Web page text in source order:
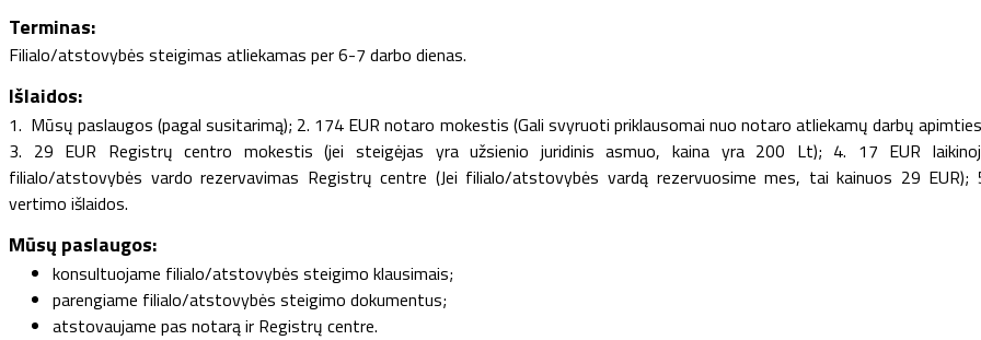
Terminas:
Filialo/atstovybės steigimas atliekamas per 6-7 darbo dienas.
Išlaidos:
1. Mūsų paslaugos (pagal susitarimą); 2. 174 EUR notaro mokestis (Gali svyruoti priklausomai nuo notaro atliekamų darbų
3. 29 EUR Registrų centro mokestis (jei steigėjas yra užsienio juridinis asmuo, kaina yra 200 Lt); 4. 17 EUR
filialo/atstovybės vardo rezervavimas Registrų centre (Jei filialo/atstovybės vardą rezervuosime mes, tai kainuos 29 EUR);
vertimo išlaidos.
Mūsų paslaugos:
konsultuojame filialo/atstovybės steigimo klausimais;
parengiame filialo/atstovybės steigimo dokumentus;
atstovaujame pas notarą ir Registrų centre.